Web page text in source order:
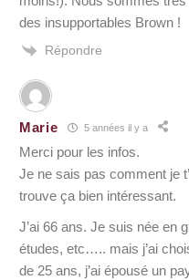
des insupportables Brown !
Répondre
Marie 5 années il y a
Merci pour les infos.
Je ne sais pas comment je
trouve ça bien intéressant.
J’ai 66 ans. Je suis née en
études, etc….. mais j’ai
de 25 ans, j’ai épousé un